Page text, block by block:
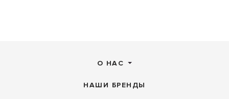
О НАС
НАШИ БРЕНДЫ